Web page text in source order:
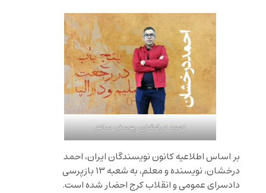
احمد درخشان، پوستر: ساعد
بر اساس اطلاعیه کانون نویسندگان ایران، احمد
درخشان، نویسنده و معلم، به شعبه‌ ۱۳ بازپرسی
دادسرای عمومی و انقلاب کرج احضار شده است.